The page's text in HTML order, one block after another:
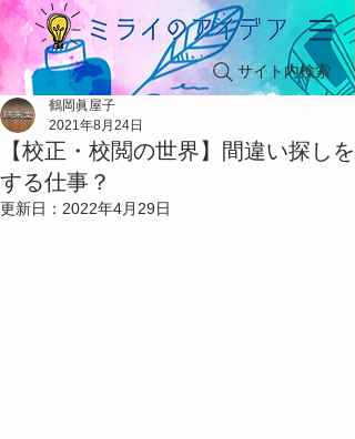
サイト内検索
【校正・校閲の世界】間違い探しを
する仕事？
鶴岡眞屋子
2021年8月24日
更新日： 2022年4月29日